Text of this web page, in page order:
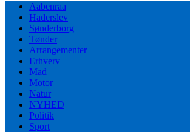
Aabenraa
Haderslev
Sønderborg
Tønder
Arrangementer
Erhverv
Mad
Motor
Natur
NYHED
Politik
Sport